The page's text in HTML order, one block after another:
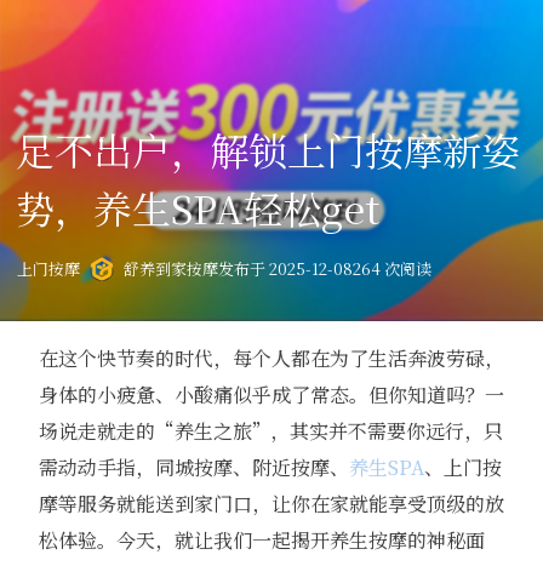
足不出户，解锁上门按摩新姿
势，养生SPA轻松get
上门按摩 舒养到家按摩发布于 2025-12-08264 次阅读
在这个快节奏的时代，每个人都在为了生活奔波劳碌，
身体的小疲惫、小酸痛似乎成了常态。但你知道吗？一
场说走就走的“养生之旅”，其实并不需要你远行，只
需动动手指，同城按摩、附近按摩、 养生SPA、上门按
摩等服务就能送到家门口，让你在家就能享受顶级的放
松体验。今天，就让我们一起揭开养生按摩的神秘面